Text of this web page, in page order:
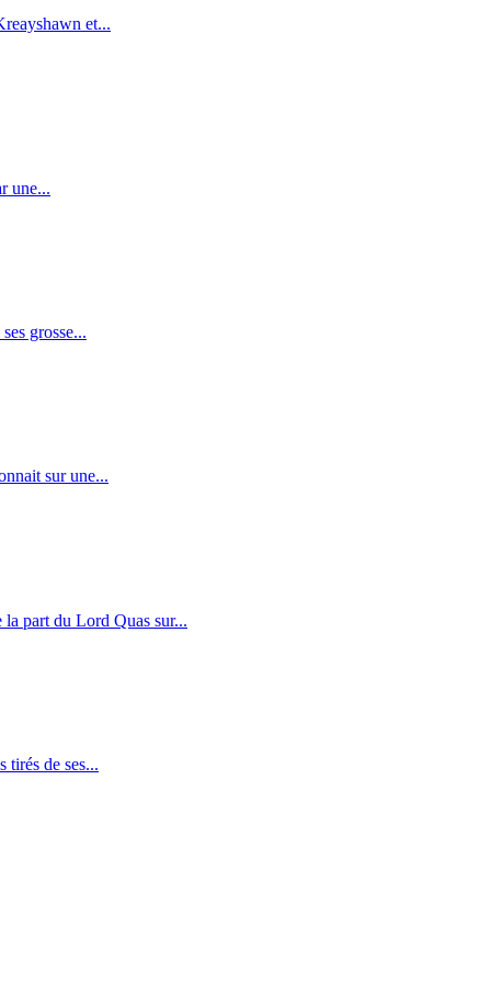
et...
une...
grosse...
sur une...
part du Lord Quas sur...
tirés de ses...